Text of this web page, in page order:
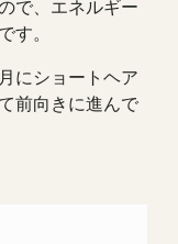
で、エネルギー
す。
にショートヘア
前向きに進んで